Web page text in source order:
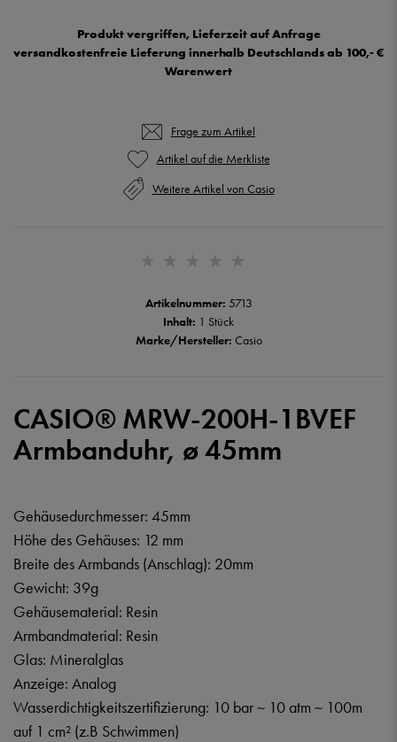
Artikelnummer: 5713
Inhalt: 1 Stück
Marke/Hersteller: Casio
Produkt vergriffen, Lieferzeit auf Anfrage
versandkostenfreie Lieferung innerhalb Deutschlands ab 100,- €
Warenwert
Frage zum Artikel
Weitere Artikel von Casio
CASIO® MRW-200H-1BVEF
Armbanduhr, ø 45mm
Gehäusedurchmesser: 45mm
Höhe des Gehäuses: 12 mm
Breite des Armbands (Anschlag): 20mm
Gewicht: 39g
Gehäusematerial: Resin
Armbandmaterial: Resin
Glas: Mineralglas
Anzeige: Analog
Wasserdichtigkeitszertifizierung: 10 bar ~ 10 atm ~ 100m
auf 1 cm² (z.B Schwimmen)